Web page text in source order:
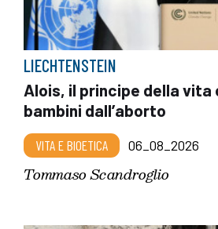
LIECHTENSTEIN
Alois, il principe della vita
bambini dall’aborto
VITA E BIOETICA 06_08_2026
Tommaso Scandroglio